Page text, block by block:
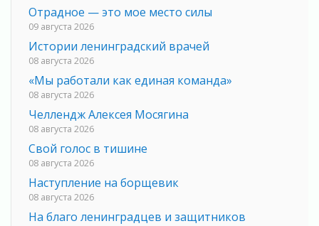
Отрадное — это мое место силы
09 августа 2026
Истории ленинградский врачей
08 августа 2026
«Мы работали как единая команда»
08 августа 2026
Челлендж Алексея Мосягина
08 августа 2026
Свой голос в тишине
08 августа 2026
Наступление на борщевик
08 августа 2026
На благо ленинградцев и защитников